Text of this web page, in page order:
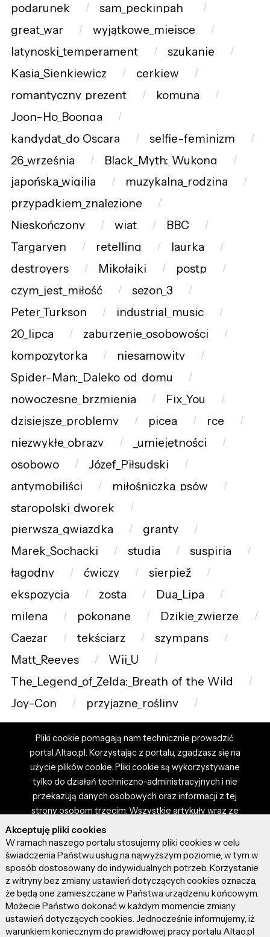
podarunek
sam_peckinpah_
great_war
wyjątkowe_miejsce
latynoski_temperament
szukanie
Kasia_Sienkiewicz
cerkiew
romantyczny_prezent
komuna
Joon-Ho_Boonga
kandydat_do_Oscara
selfie-feminizm
26_września
Black_Myth:_Wukong
japońska_wigilia
muzykalna_rodzina
przypadkiem_znalezione
Nieskończony
wiat
BBC
Targaryen
retelling
laurka
destroyers
Mikołajki
postp
czym_jest_miłość
sezon_3
Peter_Turkson
industrial_music
20_lipca
zaburzenie_osobowości
kompozytorka
niesamowity
Spider-Man:_Daleko_od_domu
nowoczesne_brzmienia
Fix_You
dzisiejsze_problemy
picea
rce
niezwykłe_obrazy
_umiejętności
osobowo
Józef_Piłsudski
antymobiliści
miłośniczka_psów
staropolski_dworek
pierwsza_gwiazdka
granty
Marek_Sochacki
studia
suspiria
łagodny
ćwiczy
sierpiež
ekspozycja
zosta
Dua_Lipa
milena
pokonane
Dzikie_zwierzę
Caezar
tekściarz
szympans
Matt_Reeves
Wii_U
The_Legend_of_Zelda:_Breath_of_the_Wild
Joy-Con
przyjazne_rośliny
Pliki cookie pomagają nam technicznie prowadzić
portal Altao.pl. Korzystając z portalu, zgadzasz się na
użycie plików cookie. Pliki cookie są wykorzystywane
tylko do działań techniczno-administracyjnych i nie
przekazują danych osobowych oraz informacji z tej
strony osobom trzecim. Wszystkie artykuły wraz ze
zdjęciami i materiałami dostępnymi na portalu są
własnością użytkowników. Administrator i właściciel
portalu nie ponosi odpowiedzialności za tresci
prezentowane przez autorów artykułów. Dodając
artykuł, zgadzasz się z regulaminem portalu oraz
ponosisz odpowiedzialność za wszystkie materiały
umieszczone przez Ciebie na stronie altao.pl.
Szczegóły dostępne w regulaminie portalu.
Akceptuję pliki cookies
W ramach naszego portalu stosujemy pliki cookies w celu
świadczenia Państwu usług na najwyższym poziomie, w tym w
sposób dostosowany do indywidualnych potrzeb. Korzystanie
z witryny bez zmiany ustawień dotyczących cookies oznacza,
że będą one zamieszczane w Państwa urządzeniu końcowym.
Możecie Państwo dokonać w każdym momencie zmiany
ustawień dotyczących cookies. Jednocześnie informujemy, iż
warunkiem koniecznym do prawidłowej pracy portalu Altao.pl